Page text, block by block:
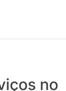
no